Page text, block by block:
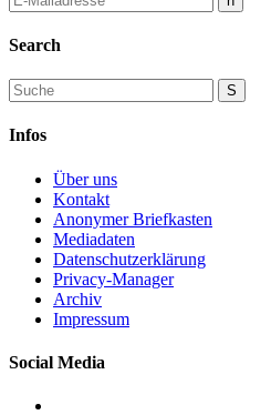
Search
Infos
Über uns
Kontakt
Anonymer Briefkasten
Mediadaten
Datenschutzerklärung
Privacy-Manager
Archiv
Impressum
Social Media